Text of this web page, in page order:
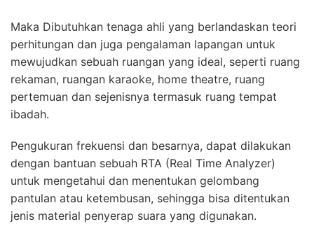
Maka Dibutuhkan tenaga ahli yang berlandaskan teori
perhitungan dan juga pengalaman lapangan untuk
mewujudkan sebuah ruangan yang ideal, seperti ruang
rekaman, ruangan karaoke, home theatre, ruang
pertemuan dan sejenisnya termasuk ruang tempat
ibadah.
Pengukuran frekuensi dan besarnya, dapat dilakukan
dengan bantuan sebuah RTA (Real Time Analyzer)
untuk mengetahui dan menentukan gelombang
pantulan atau ketembusan, sehingga bisa ditentukan
jenis material penyerap suara yang digunakan.